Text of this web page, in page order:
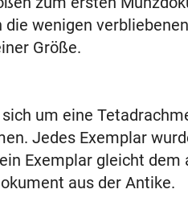
wenigen
Größe.
um eine
Jedes Exemplar
Exemplar gleicht dem
aus der Antike.